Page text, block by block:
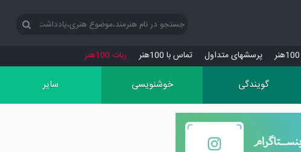
پرسش‏های متداول تماس با 100هنر ربات 100هنر
گویندگی خوشنویسی سایر